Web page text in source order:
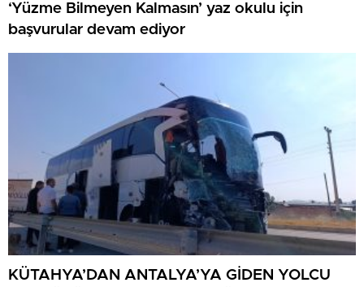
‘Yüzme Bilmeyen Kalmasın’ yaz okulu için
başvurular devam ediyor
KÜTAHYA’DAN ANTALYA’YA GİDEN YOLCU